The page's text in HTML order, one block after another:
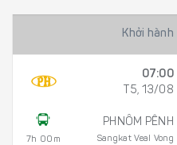
Khởi hành
7h 00m
07:00
T5, 13/08
PHNÔM PÊNH
Sangkat Veal Vong